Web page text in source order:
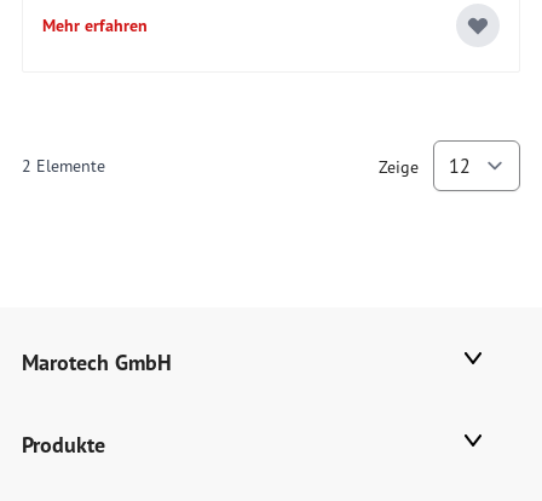
Mehr erfahren
2 Elemente Zeige
Marotech GmbH
Produkte